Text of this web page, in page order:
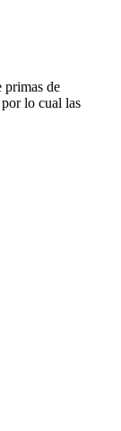
primas de
lo cual las